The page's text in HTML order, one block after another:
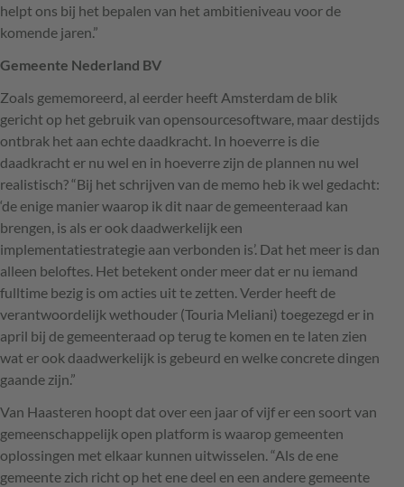
helpt ons bij het bepalen van het ambitieniveau voor de
komende jaren.”
Gemeente Nederland BV
Zoals gememoreerd, al eerder heeft Amsterdam de blik
gericht op het gebruik van opensourcesoftware, maar destijds
ontbrak het aan echte daadkracht. In hoeverre is die
daadkracht er nu wel en in hoeverre zijn de plannen nu wel
realistisch? “Bij het schrijven van de memo heb ik wel gedacht:
‘de enige manier waarop ik dit naar de gemeenteraad kan
brengen, is als er ook daadwerkelijk een
implementatiestrategie aan verbonden is’. Dat het meer is dan
alleen beloftes. Het betekent onder meer dat er nu iemand
fulltime bezig is om acties uit te zetten. Verder heeft de
verantwoordelijk wethouder (Touria Meliani) toegezegd er in
april bij de gemeenteraad op terug te komen en te laten zien
wat er ook daadwerkelijk is gebeurd en welke concrete dingen
gaande zijn.”
Van Haasteren hoopt dat over een jaar of vijf er een soort van
gemeenschappelijk open platform is waarop gemeenten
oplossingen met elkaar kunnen uitwisselen. “Als de ene
gemeente zich richt op het ene deel en een andere gemeente